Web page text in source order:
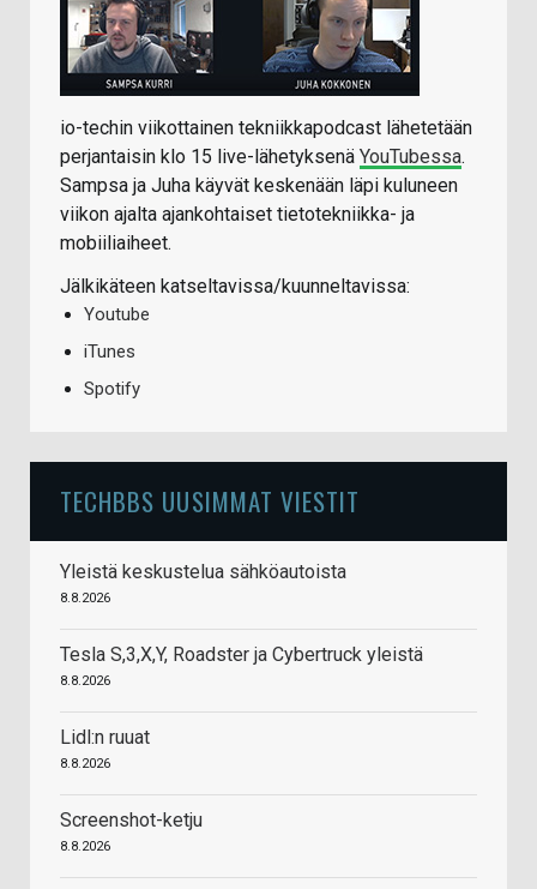
io-techin viikottainen tekniikkapodcast lähetetään
perjantaisin klo 15 live-lähetyksenä YouTubessa.
Sampsa ja Juha käyvät keskenään läpi kuluneen
viikon ajalta ajankohtaiset tietotekniikka- ja
mobiiliaiheet.
Jälkikäteen katseltavissa/kuunneltavissa:
Youtube
iTunes
Spotify
TECHBBS UUSIMMAT VIESTIT
Yleistä keskustelua sähköautoista
8.8.2026
Tesla S,3,X,Y, Roadster ja Cybertruck yleistä
8.8.2026
Lidl:n ruuat
8.8.2026
Screenshot-ketju
8.8.2026